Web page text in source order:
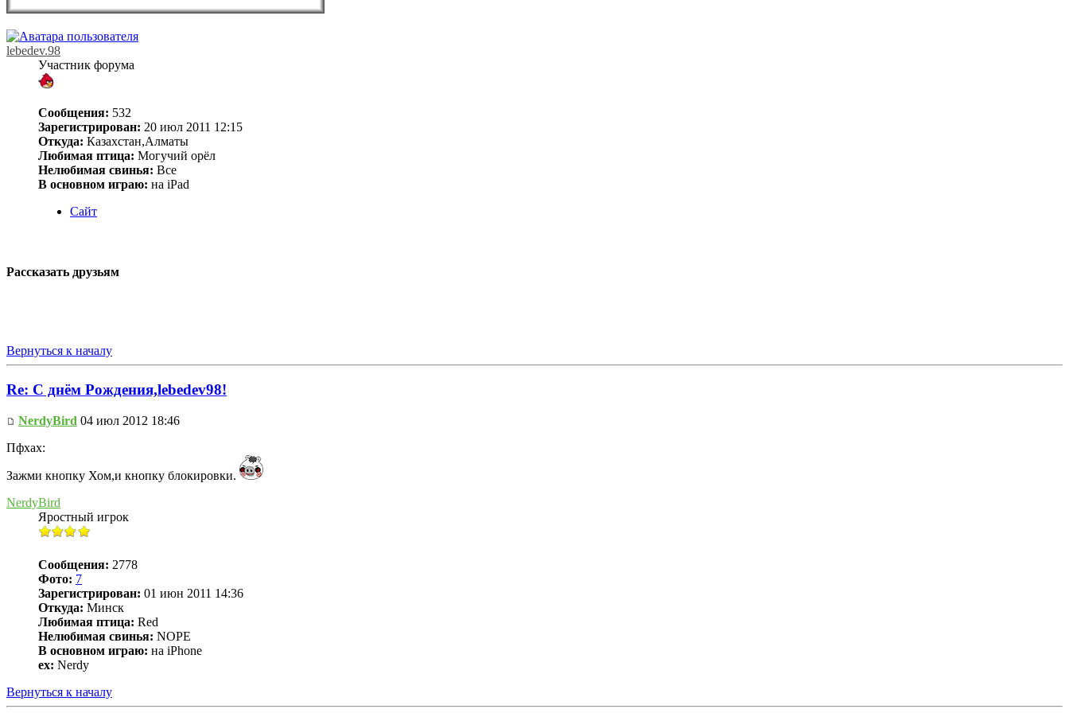
lebedev.98
Участник форума
Сообщения: 532
Зарегистрирован: 20 июл 2011 12:15
Откуда: Казахстан,Алматы
Любимая птица: Могучий орёл
Нелюбимая свинья: Все
В основном играю: на iPad
Сайт
Рассказать друзьям
Вернуться к началу
Re: С днём Рождения,lebedev98!
NerdyBird 04 июл 2012 18:46
Пфхах:
Зажми кнопку Хом,и кнопку блокировки.
NerdyBird
Яростный игрок
Сообщения: 2778
Фото: 7
Зарегистрирован: 01 июн 2011 14:36
Откуда: Минск
Любимая птица: Red
Нелюбимая свинья: NOPE
В основном играю: на iPhone
ex: Nerdy
Вернуться к началу